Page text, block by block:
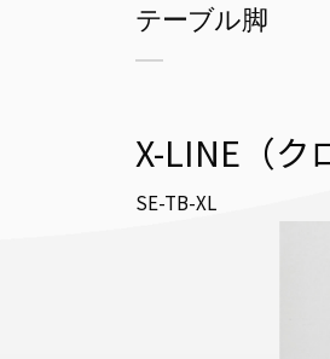
テーブル脚
X-LINE（ク
SE-TB-XL